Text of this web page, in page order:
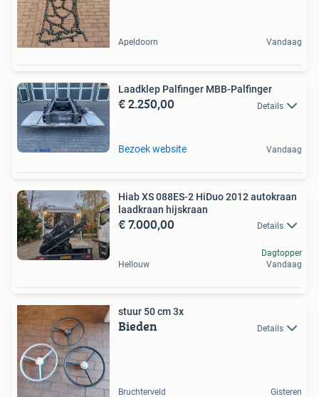
Apeldoorn Vandaag
Laadklep Palfinger MBB-Palfinger
€ 2.250,00 Details
Bezoek website Vandaag
Hiab XS 088ES-2 HiDuo 2012 autokraan
laadkraan hijskraan
€ 7.000,00 Details
Hellouw
Dagtopper
Vandaag
stuur 50 cm 3x
Bieden Details
Bruchterveld Gisteren